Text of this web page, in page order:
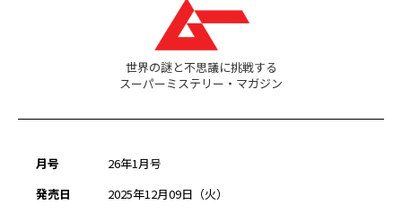
世界の謎と不思議に挑戦する
スーパーミステリー・マガジン
月号
26年1月号
発売日
2025年12月09日（火）